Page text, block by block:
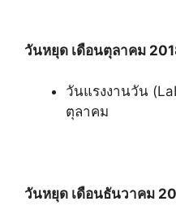
วันหยุด เดือนตุลาคม
วันแรงงานวัน
ตุลาคม
วันหยุด เดือนธันวาคม